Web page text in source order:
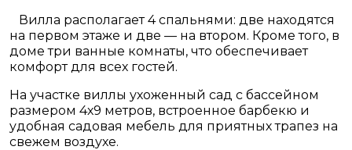
Вилла располагает 4 спальнями: две находятся
на первом этаже и две — на втором. Кроме того, в
доме три ванные комнаты, что обеспечивает
комфорт для всех гостей.
На участке виллы ухоженный сад с бассейном
размером 4х9 метров, встроенное барбекю и
удобная садовая мебель для приятных трапез на
свежем воздухе.